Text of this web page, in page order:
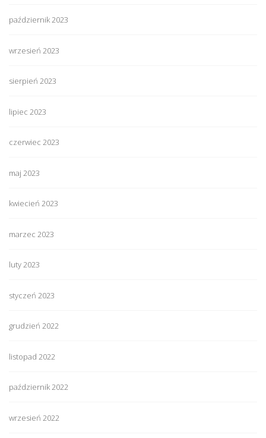
październik 2023
wrzesień 2023
sierpień 2023
lipiec 2023
czerwiec 2023
maj 2023
kwiecień 2023
marzec 2023
luty 2023
styczeń 2023
grudzień 2022
listopad 2022
październik 2022
wrzesień 2022